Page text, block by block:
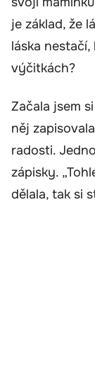
je základ, že
láska
výčitkách?
Začala jsem
něj
radosti.
zápisky.
dělala, tak si